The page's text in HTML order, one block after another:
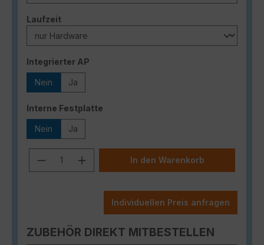
Laufzeitauswählen
Integrierter AP
Nein Ja
Interne Festplatte
Nein Ja
Produkt Anzahl: Gib den
In den Warenkorb
Individuellen Preis anfragen
ZUBEHÖR DIREKT MITBESTELLEN